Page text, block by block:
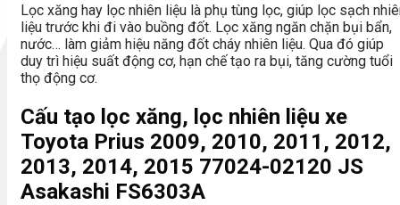
Lọc xăng hay lọc nhiên liệu là phụ tùng lọc, giúp lọc sạch
liệu trước khi đi vào buồng đốt. Lọc xăng ngăn chặn bụi bẩn,
nước… làm giảm hiệu năng đốt cháy nhiên liệu. Qua đó giúp
duy trì hiệu suất động cơ, hạn chế tạo ra bụi, tăng cường tuổi
thọ động cơ.
Cấu tạo lọc xăng, lọc nhiên liệu xe
Toyota Prius 2009, 2010, 2011, 2012,
2013, 2014, 2015 77024-02120 JS
Asakashi FS6303A